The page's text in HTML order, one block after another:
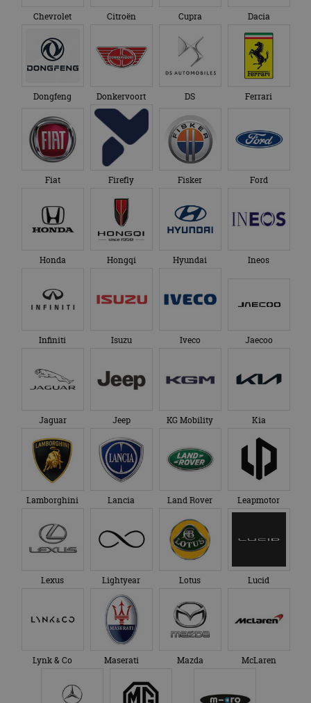
Chevrolet Citroën Cupra Dacia
Dongfeng Donkervoort DS Ferrari
Fiat Firefly Fisker Ford
Honda Hongqi Hyundai Ineos
Infiniti Isuzu Iveco Jaecoo
Jaguar Jeep KG Mobility Kia
Lamborghini Lancia Land Rover Leapmotor
Lexus Lightyear Lotus Lucid
Lynk & Co Maserati Mazda McLaren